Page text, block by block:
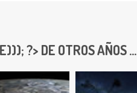
?> DE OTROS AÑOS ...